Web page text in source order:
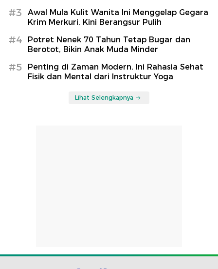
#3
Awal Mula Kulit Wanita Ini Menggelap Gegara
Krim Merkuri, Kini Berangsur Pulih
#4
Potret Nenek 70 Tahun Tetap Bugar dan
Berotot, Bikin Anak Muda Minder
#5
Penting di Zaman Modern, Ini Rahasia Sehat
Fisik dan Mental dari Instruktur Yoga
Lihat Selengkapnya